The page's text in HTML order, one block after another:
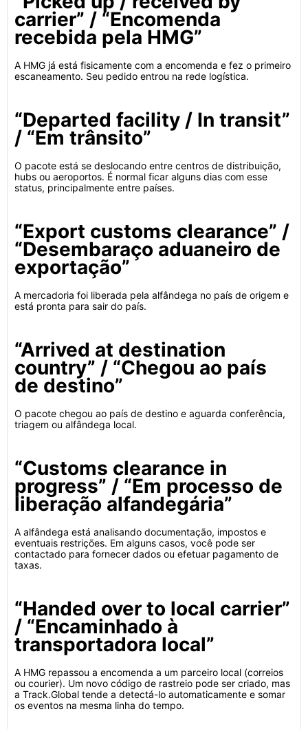
carrier” / “Encomenda
recebida pela HMG”
A HMG já está fisicamente com a encomenda e fez o primeiro
escaneamento. Seu pedido entrou na rede logística.
“Departed facility / In transit”
/ “Em trânsito”
O pacote está se deslocando entre centros de distribuição,
hubs ou aeroportos. É normal ficar alguns dias com esse
status, principalmente entre países.
“Export customs clearance” /
“Desembaraço aduaneiro de
exportação”
A mercadoria foi liberada pela alfândega no país de origem e
está pronta para sair do país.
“Arrived at destination
country” / “Chegou ao país
de destino”
O pacote chegou ao país de destino e aguarda conferência,
triagem ou alfândega local.
“Customs clearance in
progress” / “Em processo de
liberação alfandegária”
A alfândega está analisando documentação, impostos e
eventuais restrições. Em alguns casos, você pode ser
contactado para fornecer dados ou efetuar pagamento de
taxas.
“Handed over to local carrier”
/ “Encaminhado à
transportadora local”
A HMG repassou a encomenda a um parceiro local (correios
ou courier). Um novo código de rastreio pode ser criado, mas
a Track.Global tende a detectá-lo automaticamente e somar
os eventos na mesma linha do tempo.